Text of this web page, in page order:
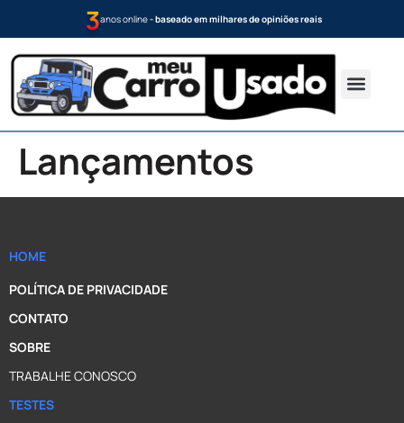
anos online- baseado em milhares de opiniões reais
Lançamentos
HOME
POLÍTICA DE PRIVACIDADE
CONTATO
SOBRE
TRABALHE CONOSCO
TESTES